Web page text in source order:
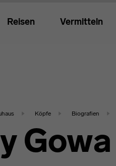
Reisen Vermitteln
Köpfe Biografien
Gowa